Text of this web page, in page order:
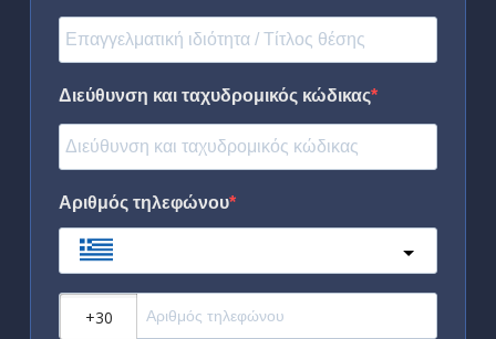
Διεύθυνση και ταχυδρομικός κώδικας
Αριθμός τηλεφώνου